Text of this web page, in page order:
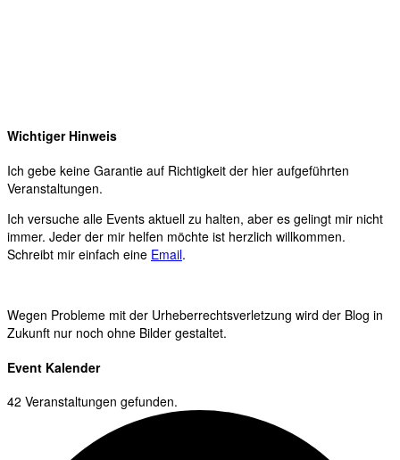
Wichtiger Hinweis
Ich gebe keine Garantie auf Richtigkeit der hier aufgeführten
Veranstaltungen.
Ich versuche alle Events aktuell zu halten, aber es gelingt mir nicht
immer. Jeder der mir helfen möchte ist herzlich willkommen.
Schreibt mir einfach eine Email.
Wegen Probleme mit der Urheberrechtsverletzung wird der Blog in
Zukunft nur noch ohne Bilder gestaltet.
Event Kalender
42 Veranstaltungen gefunden.